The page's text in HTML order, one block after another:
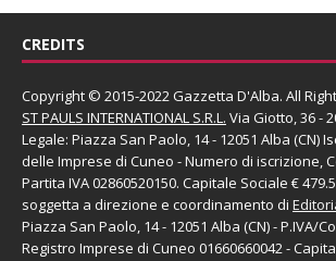
CREDITS
Copyright © 2015-2022 Gazzetta D'Alba. All
ST PAULS INTERNATIONAL S.R.L. Via Giotto, 36 -
Legale: Piazza San Paolo, 14 - 12051 Alba (CN)
delle Imprese di Cuneo - Numero di iscrizione,
Partita IVA 02860520150. Capitale Sociale €
soggetta a direzione e coordinamento di
Piazza San Paolo, 14 - 12051 Alba (CN) - P.IVA/
Registro Imprese di Cuneo 01660660042 -